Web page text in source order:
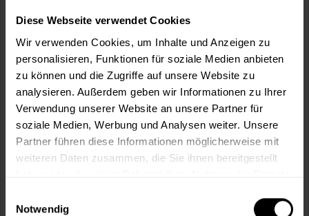
Diese Webseite verwendet Cookies
Wir verwenden Cookies, um Inhalte und Anzeigen zu
personalisieren, Funktionen für soziale Medien anbieten
zu können und die Zugriffe auf unsere Website zu
analysieren. Außerdem geben wir Informationen zu Ihrer
Verwendung unserer Website an unsere Partner für
soziale Medien, Werbung und Analysen weiter. Unsere
Partner führen diese Informationen möglicherweise mit
weiteren Daten zusammen, die Sie ihnen bereitgestellt
Notwendig
"Fibre"-Borste. Gestanzt. Auch zum Auftragen von Teer